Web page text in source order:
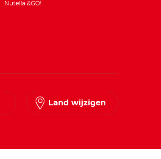
Nutella &GO!
Land wijzigen